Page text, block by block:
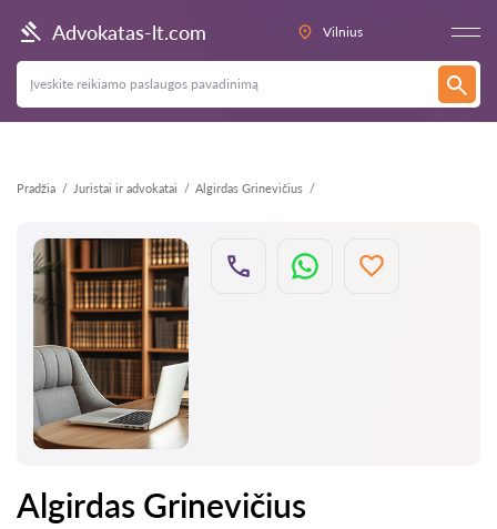
Advokatas-lt.com Vilnius
Pradžia Juristai ir advokatai Algirdas Grinevičius
Atgal
Algirdas Grinevičius